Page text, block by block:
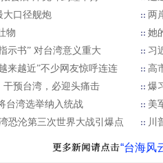
大口径舰炮
两
物
她
示书” 对台湾意义重大
习
来越近”不少网友惊呼连连
高
预台湾，必迎头痛击
爆
台湾选举纳入统战
美
恐沦第三次世界大战引爆点
川
“台海风